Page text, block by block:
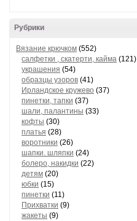
Рубрики
Вязание крючком (552)
салфетки , скатерти, кайма (121)
украшения (54)
образцы узоров (41)
Ирландское кружево (37)
пинетки, тапки (37)
шали, палантины (33)
кофты (30)
платья (28)
воротники (26)
шапки. шляпки (24)
болеро, накидки (22)
детям (20)
юбки (15)
пинетки (11)
Прихватки (9)
жакеты (9)